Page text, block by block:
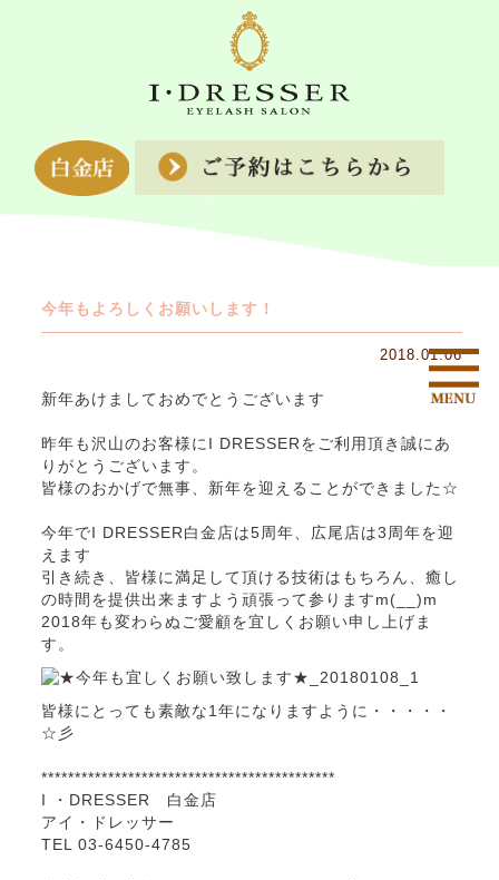
今年もよろしくお願いします！
2018.01.06
新年あけましておめでとうございます
昨年も沢山のお客様にI DRESSERをご利用頂き誠にあ
りがとうございます。
皆様のおかげで無事、新年を迎えることができました☆
今年でI DRESSER白金店は5周年、広尾店は3周年を迎
えます
引き続き、皆様に満足して頂ける技術はもちろん、癒し
の時間を提供出来ますよう頑張って参りますm(__)m
2018年も変わらぬご愛顧を宜しくお願い申し上げま
す。
皆様にとっても素敵な1年になりますように・・・・・
☆彡
********************************************
I ・DRESSER 白金店
アイ・ドレッサー
TEL 03-6450-4785